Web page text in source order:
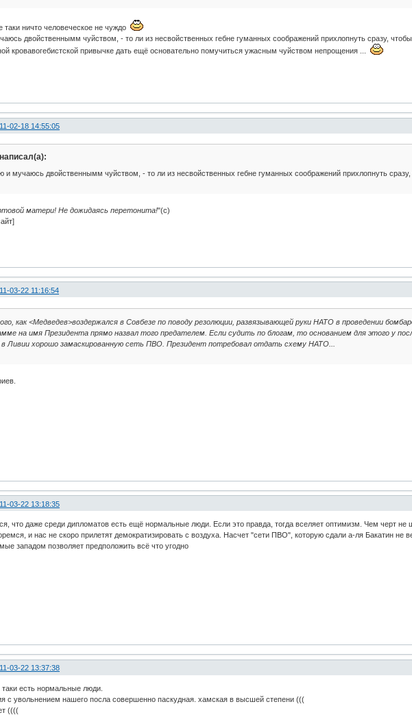
таки ничто человеческое не чуждо
двойственнымм чуйством, - то ли из несвойственных гебне гуманных соображений прихлопнуть сразу,
кровавогебистской привычке дать ещё основательно помучиться ужасным чуйством непрощения ...
02-18 14:55:05
и мучаюсь двойственнымм чуйством, - то ли из несвойственных гебне гуманных соображений прихлопнуть
матери! Не дожидаясь перетонита!"(с)
03-22 11:16:54
как <Медведев>воздержался в Совбезе по поводу резолюции, развязывающей руки НАТО в проведении
на имя Президента прямо назвал того предателем. Если судить по блогам, то основанием для этого у
в Ливии хорошо замаскированную сеть ПВО. Президент потребовал отдать схему НАТО...
03-22 13:18:35
что даже среди дипломатов есть ещё нормальные люди. Если это правда, тогда вселяет оптимизм. Чем черт
и нас не скоро прилетят демократизировать с воздуха. Насчет "сети ПВО", которую сдали а-ля Бакатин не
западом позволяет предположить всё что угодно
03-22 13:37:38
есть нормальные люди.
с увольнением нашего посла совершенно паскудная. хамская в высшей степени (((
((((